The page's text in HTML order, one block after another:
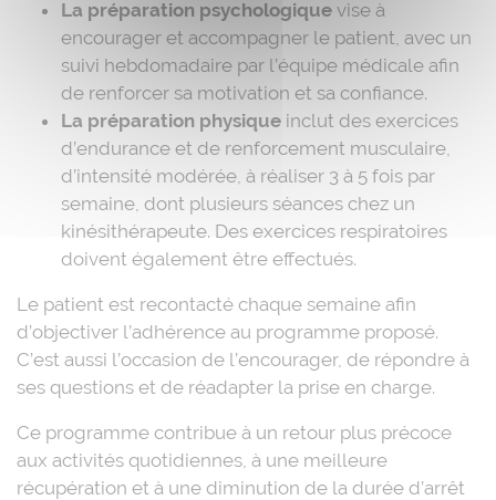
La préparation psychologique vise à
encourager et accompagner le patient, avec un
suivi hebdomadaire par l’équipe médicale afin
de renforcer sa motivation et sa confiance.
La préparation physique inclut des exercices
d’endurance et de renforcement musculaire,
d’intensité modérée, à réaliser 3 à 5 fois par
semaine, dont plusieurs séances chez un
kinésithérapeute. Des exercices respiratoires
doivent également être effectués.
Le patient est recontacté chaque semaine afin
d’objectiver l’adhérence au programme proposé.
C’est aussi l’occasion de l’encourager, de répondre à
ses questions et de réadapter la prise en charge.
Ce programme contribue à un retour plus précoce
aux activités quotidiennes, à une meilleure
récupération et à une diminution de la durée d’arrêt